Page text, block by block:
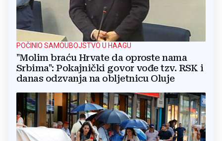
POČINIO SAMOUBOJSTVO U HAAGU
"Molim braću Hrvate da oproste nama
Srbima": Pokajnički govor vođe tzv. RSK i
danas odzvanja na obljetnicu Oluje